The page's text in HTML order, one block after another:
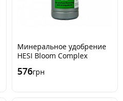
Минеральное удобрение
HESI Bloom Complex
576грн